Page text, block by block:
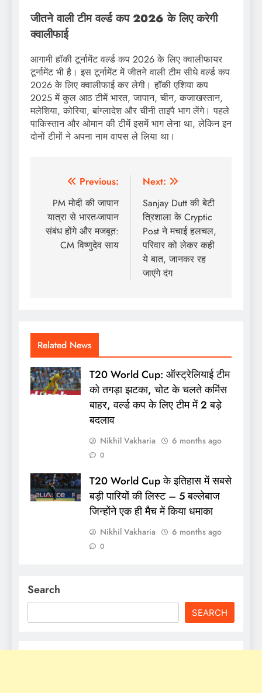
जीतने वाली टीम वर्ल्ड कप 2026 के लिए करेगी
क्वालीफाई
आगामी हॉकी टूर्नामेंट वर्ल्ड कप 2026 के लिए क्वालीफायर
टूर्नामेंट भी है। इस टूर्नामेंट में जीतने वाली टीम सीधे वर्ल्ड कप
2026 के लिए क्वालीफाई कर लेगी। हॉकी एशिया कप
2025 में कुल आठ टीमें भारत, जापान, चीन, कजाखस्तान,
मलेशिया, कोरिया, बांग्लादेश और चीनी ताइपै भाग लेंगे। पहले
पाकिस्तान और ओमान की टीमें इसमें भाग लेना था, लेकिन इन
दोनों टीमों ने अपना नाम वापस ले लिया था।
Post
navigation
Previous:
PM मोदी की जापान
यात्रा से भारत-जापान
संबंध होंगे और मजबूत:
CM विष्णुदेव साय
Next:
Sanjay Dutt की बेटी
त्रिशाला के Cryptic
Post ने मचाई हलचल,
परिवार को लेकर कही
ये बात, जानकर रह
जाएंगे दंग
Related News
T20 World Cup: ऑस्ट्रेलियाई टीम
को तगड़ा झटका, चोट के चलते कमिंस
बाहर, वर्ल्ड कप के लिए टीम में 2 बड़े
बदलाव
Nikhil Vakharia 6 months ago
0
T20 World Cup के इतिहास में सबसे
बड़ी पारियों की लिस्ट – 5 बल्लेबाज
जिन्होंने एक ही मैच में किया धमाका
Nikhil Vakharia 6 months ago
0
Search
SEARCH